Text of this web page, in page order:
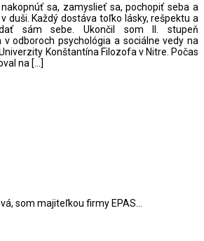
sa, zamyslieť sa, pochopiť seba a
duši. Každý dostáva toľko lásky, rešpektu a
sám sebe. Ukončil som II. stupeň
v odboroch psychológia a sociálne vedy na
Konštantína Filozofa v Nitre. Počas
na […]
som majiteľkou firmy EPAS...